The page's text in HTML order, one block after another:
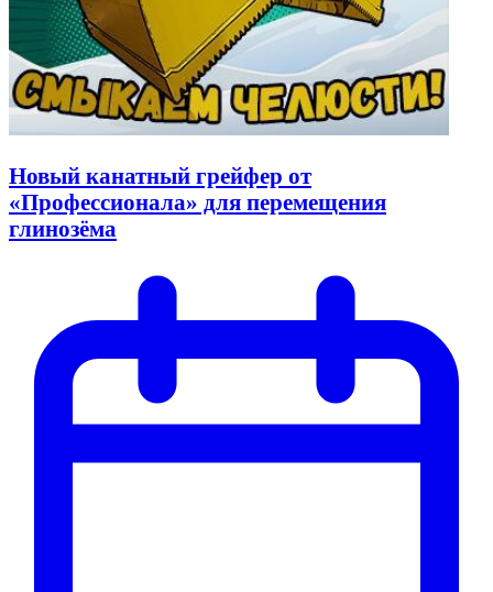
Новый канатный грейфер от
«Профессионала» для перемещения
глинозёма